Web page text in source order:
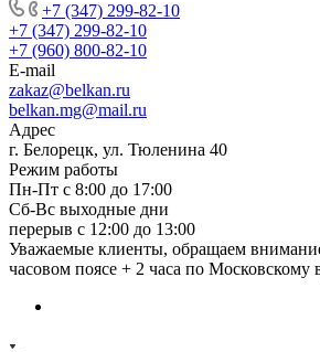
+7 (347) 299-82-10
+7 (347) 299-82-10
+7 (960) 800-82-10
E-mail
zakaz@belkan.ru
belkan.mg@mail.ru
Адрес
г. Белорецк, ул. Тюленина 40
Режим работы
Пн-Пт с 8:00 до 17:00
Сб-Вс выходные дни
перерыв с 12:00 до 13:00
Уважаемые клиенты, обращаем
часовом поясе + 2 часа по Московскому